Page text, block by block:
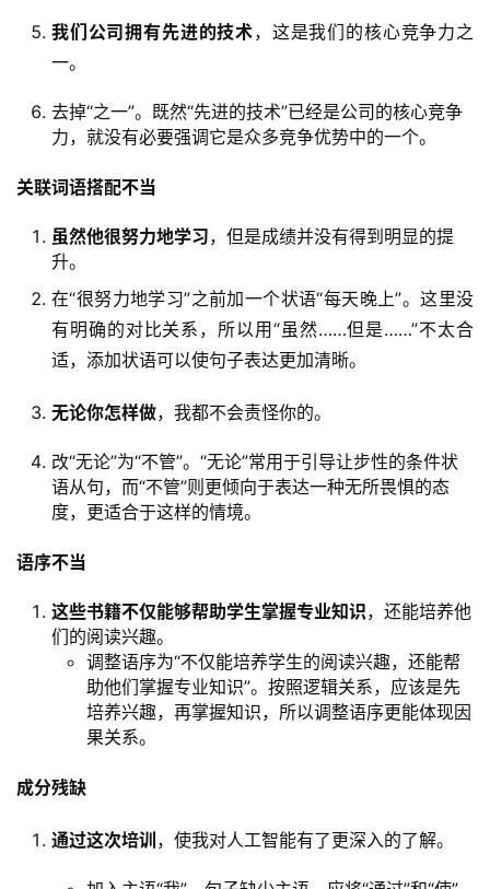
我们公司拥有先进的技术，这是我们的核心竞争力之
一。
去掉“之一”。既然“先进的技术”已经是公司的核心竞争
力，就没有必要强调它是众多竞争优势中的一个。
关联词语搭配不当
虽然他很努力地学习，但是成绩并没有得到明显的提
升。
在“很努力地学习”之前加一个状语“每天晚上”。这里没
有明确的对比关系，所以用“虽然……但是……”不太合
适，添加状语可以使句子表达更加清晰。
无论你怎样做，我都不会责怪你的。
改“无论”为“不管”。“无论”常用于引导让步性的条件状
语从句，而“不管”则更倾向于表达一种无所畏惧的态
度，更适合于这样的情境。
语序不当
这些书籍不仅能够帮助学生掌握专业知识，还能培养他
们的阅读兴趣。
调整语序为“不仅能培养学生的阅读兴趣，还能帮
助他们掌握专业知识”。按照逻辑关系，应该是先
培养兴趣，再掌握知识，所以调整语序更能体现因
果关系。
成分残缺
通过这次培训 ，使我对人工智能有了更深入的了解。